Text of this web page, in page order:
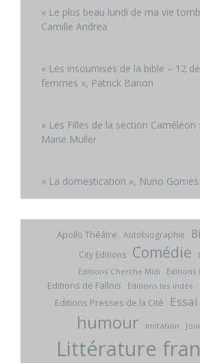
« Le plus beau lundi de ma vie
Camille Andrea
« Les insoumises de la bible – 12
femmes », Patrick Banon
« Les Filles de la section Caméléon
Marie Muller
« La domestication », Nuno Gomes
Apollo Théâtre Autobiographie
City Editions Comédie
Editions Cherche Midi
Editions
Editions de Fallois Editions les indés
Editions Presses de la Cité Essai
humour Imitation
Littérature